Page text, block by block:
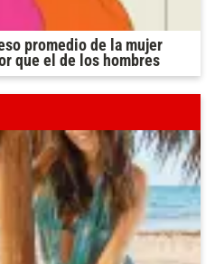
promedio de la mujer
que el de los hombres